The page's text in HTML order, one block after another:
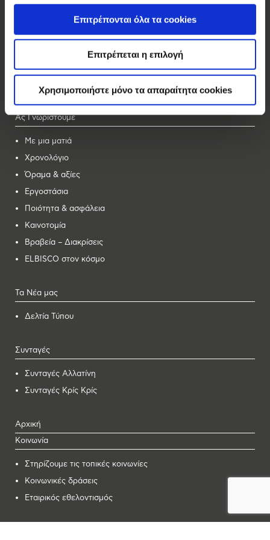
Επιτρέπονται όλα τα cookies
Επιτρέπεται η επιλογή
Χρησιμοποιήστε μόνο τα απαραίτητα cookies
Κρίς Κρίς
Βοσινάκη
Ας Γνωριστούμε
Με μια ματιά
Χρονολόγιο
Όραμα & αξίες
Εργοστάσια
Ποιότητα & ασφάλεια
Καινοτομία
Βραβεία – Διακρίσεις
ELBISCO στον κόσμο
Τα Νέα μας
Δελτία Τύπου
Συνταγές
Συνταγές Αλλατίνη
Συνταγές Κρίς Κρίς
Αρχική
Κοινωνία
Στηρίζουμε τις τοπικές κοινωνίες
Κοινωνικές δράσεις
Εταιρικός εθελοντισμός